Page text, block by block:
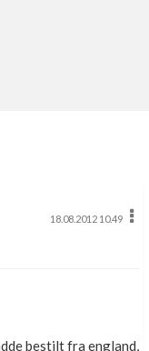
18.08.2012 10.49
bestilt fra england,